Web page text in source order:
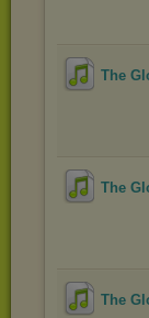
The
The
The